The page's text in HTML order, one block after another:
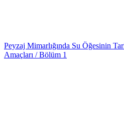
Peyzaj Mimarlığında Su Öğesinin
Amaçları / Bölüm 1